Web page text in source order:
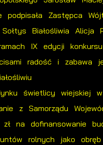
podpisała Zastępca
Białośliwia Alicja
IX edycji
radość i zabawa
świetlicy wiejskiej
z Samorządu
zł na dofinansowanie
rolnych jako obręb